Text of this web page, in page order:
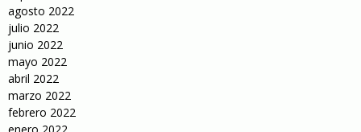
agosto 2022
julio 2022
junio 2022
mayo 2022
abril 2022
marzo 2022
febrero 2022
enero 2022